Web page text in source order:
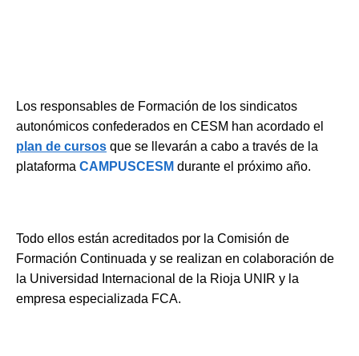
Los responsables de Formación de los sindicatos
autonómicos confederados en CESM han acordado el
plan de cursos que se llevarán a cabo a través de la
plataforma CAMPUSCESM durante el próximo año.
Todo ellos están acreditados por la Comisión de
Formación Continuada y se realizan en colaboración de
la Universidad Internacional de la Rioja UNIR y la
empresa especializada FCA.